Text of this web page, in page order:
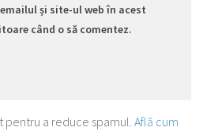
și site-ul web în acest
când o să comentez.
pentru a reduce spamul. Află cum